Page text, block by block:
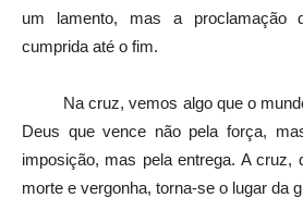
um lamento, mas a
cumprida até o fim.
Na cruz, vemos algo que o mundo
Deus que vence não pela força,
imposição, mas pela entrega. A cruz,
morte e vergonha, torna-se o lugar da